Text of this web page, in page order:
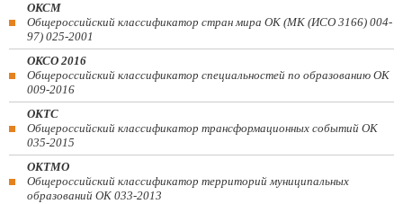
ОКСМ
Общероссийский классификатор стран мира ОК (МК (ИСО 3166) 004-
97) 025-2001
ОКСО 2016
Общероссийский классификатор специальностей по образованию ОК
009-2016
ОКТС
Общероссийский классификатор трансформационных событий ОК
035-2015
ОКТМО
Общероссийский классификатор территорий муниципальных
образований ОК 033-2013